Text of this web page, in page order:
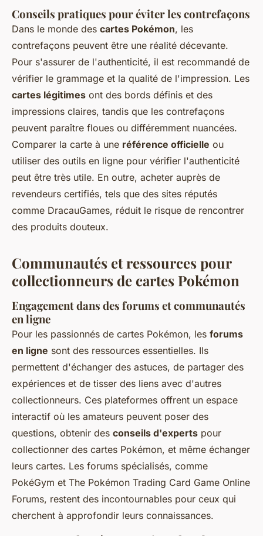
Conseils pratiques pour éviter les contrefaçons
Dans le monde des cartes Pokémon, les
contrefaçons peuvent être une réalité décevante.
Pour s'assurer de l'authenticité, il est recommandé de
vérifier le grammage et la qualité de l'impression. Les
cartes légitimes ont des bords définis et des
impressions claires, tandis que les contrefaçons
peuvent paraître floues ou différemment nuancées.
Comparer la carte à une référence officielle ou
utiliser des outils en ligne pour vérifier l'authenticité
peut être très utile. En outre, acheter auprès de
revendeurs certifiés, tels que des sites réputés
comme DracauGames, réduit le risque de rencontrer
des produits douteux.
Communautés et ressources pour
collectionneurs de cartes Pokémon
Engagement dans des forums et communautés
en ligne
Pour les passionnés de cartes Pokémon, les forums
en ligne sont des ressources essentielles. Ils
permettent d'échanger des astuces, de partager des
expériences et de tisser des liens avec d'autres
collectionneurs. Ces plateformes offrent un espace
interactif où les amateurs peuvent poser des
questions, obtenir des conseils d'experts pour
collectionner des cartes Pokémon, et même échanger
leurs cartes. Les forums spécialisés, comme
PokéGym et The Pokémon Trading Card Game Online
Forums, restent des incontournables pour ceux qui
cherchent à approfondir leurs connaissances.